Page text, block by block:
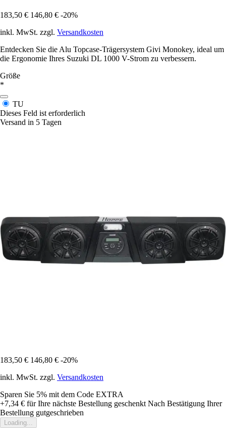
183,50 € 146,80 € -20%
inkl. MwSt. zzgl. Versandkosten
Entdecken Sie die Alu Topcase-Trägersystem Givi Monokey, ideal um
die Ergonomie Ihres Suzuki DL 1000 V-Strom zu verbessern.
Größe
*
TU
Dieses Feld ist erforderlich
Versand in 5 Tagen
183,50 € 146,80 € -20%
inkl. MwSt. zzgl. Versandkosten
Sparen Sie 5% mit dem Code EXTRA
+7,34 € für Ihre nächste Bestellung geschenkt Nach Bestätigung Ihrer
Bestellung gutgeschrieben
Loading...